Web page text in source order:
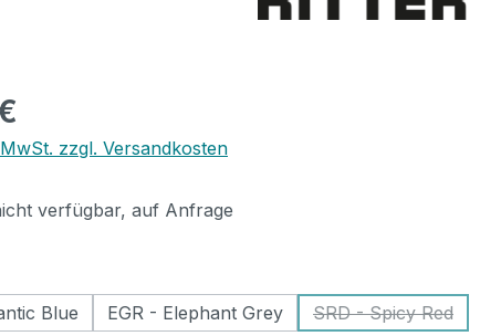
zzgl. Versandkosten
verfügbar, auf Anfrage
Blue
EGR - Elephant Grey SRD - Spicy Red
(Diese Option